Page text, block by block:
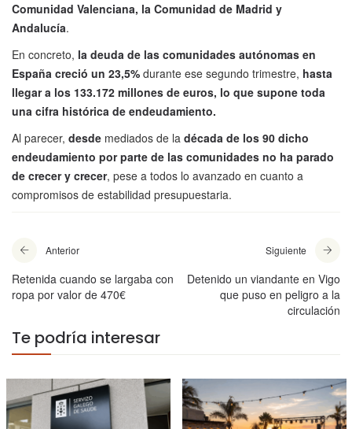
Comunidad Valenciana, la Comunidad de Madrid y
Andalucía.
En concreto, la deuda de las comunidades autónomas en
España creció un 23,5% durante ese segundo trimestre, hasta
llegar a los 133.172 millones de euros, lo que supone toda
una cifra histórica de endeudamiento.
Al parecer, desde mediados de la década de los 90 dicho
endeudamiento por parte de las comunidades no ha parado
de crecer y crecer, pese a todos lo avanzado en cuanto a
compromisos de estabilidad presupuestaria.
Anterior
Retenida cuando se largaba con
ropa por valor de 470€
Siguiente
Detenido un viandante en Vigo
que puso en peligro a la
circulación
Te podría interesar